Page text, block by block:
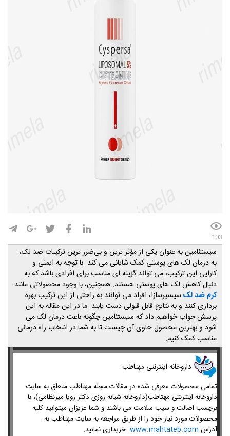
103
سیستئامین به عنوان یکی از مؤثر ترین و بی‌ضرر ترین ترکیبات ضد لک،
به درمان لک‌ های پوستی کمک شایانی می‌ کند. با توجه به ایمنی و
کارایی این ترکیب، می ‌تواند گزینه ‌ای مناسب برای افرادی باشد که به
دنبال کاهش لک‌ های پوستی هستند. همچنین، با وجود محصولاتی مانند
کرم ضد لک سیسپرسازا، افراد می ‌توانند به‌ راحتی از این ترکیب بهره‌
برداری کنند و به نتایج قابل قبولی دست یابند. ما در این مقاله به این
پرسش جواب خواهیم داد که سیستئامین چگونه باعث درمان لک می
‌شود و بهترین محصول حاوی آن چیست تا به شما در انتخاب راه درمانی
مناسب کمک کنیم.
داروخانه اینترنتی مهتاطب
تمامی محصولات معرفی شده در مقالات مجله مهتاطب متعلق به سایت
داروخانه اینترنتی مهتاطب(داروخانه شبانه روزی دکتر رویا میرنظامی)، با
برچسب اصالت و سیب سلامت می باشند و شما عزیزان میتوانید کلیه
محصولات مورد نیاز خود را از طریق مراجعه به سایت مهتاطب به
آدرس www.mahtateb.com خریداری نمائید.